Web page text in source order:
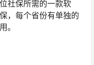
社保所需的一款软
，每个省份有单独的
。